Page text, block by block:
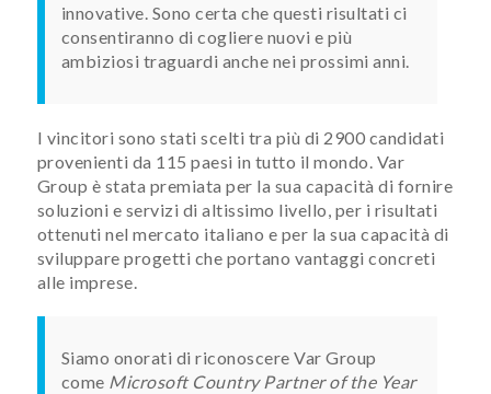
innovative. Sono certa che questi risultati ci
consentiranno di cogliere nuovi e più
ambiziosi traguardi anche nei prossimi anni.
I vincitori sono stati scelti tra più di 2900 candidati
provenienti da 115 paesi in tutto il mondo. Var
Group è stata premiata per la sua capacità di fornire
soluzioni e servizi di altissimo livello, per i risultati
ottenuti nel mercato italiano e per la sua capacità di
sviluppare progetti che portano vantaggi concreti
alle imprese.
Siamo onorati di riconoscere Var Group
come Microsoft Country Partner of the Year